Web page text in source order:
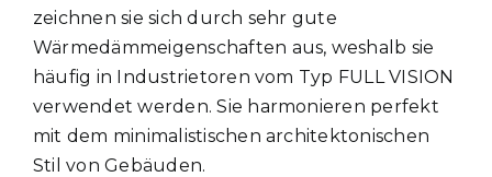
zeichnen sie sich durch sehr gute
Wärmedämmeigenschaften aus, weshalb sie
häufig in Industrietoren vom Typ FULL VISION
verwendet werden. Sie harmonieren perfekt
mit dem minimalistischen architektonischen
Stil von Gebäuden.